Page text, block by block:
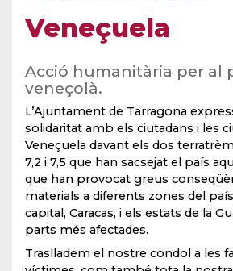
Veneçuela
Acció humanitària per al
veneçolà.
L’Ajuntament de Tarragona
solidaritat amb els ciutadans i les
Veneçuela davant els dos
7,2 i 7,5 que han sacsejat el país
que han provocat greus
materials a diferents zones del
capital, Caracas, i els estats de la
parts més afectades.
Traslladem el nostre condol a les